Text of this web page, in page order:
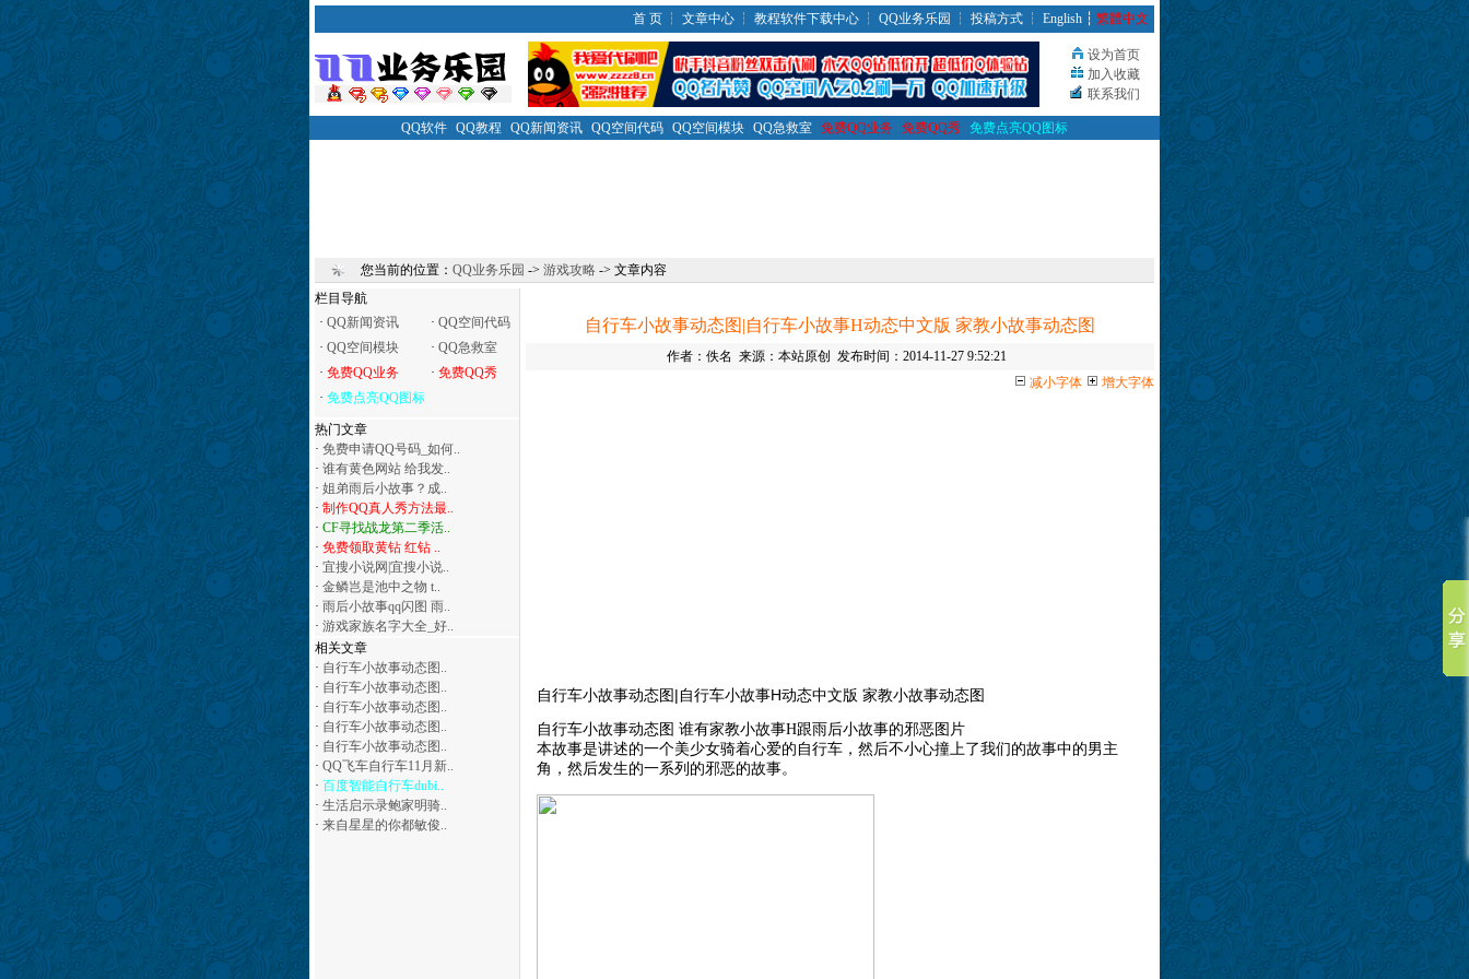
首 页 ┆ 文章中心 ┆ 教程软件下载中心 ┆ QQ业务乐园 ┆ 投稿方式 ┆ English ┆ 繁體中文
设为首页
加入收藏
联系我们
QQ软件 QQ教程 QQ新闻资讯 QQ空间代码 QQ空间模块 QQ急救室 免费QQ业务 免费QQ秀 免费点亮QQ图标
您当前的位置： QQ业务乐园 -> 游戏攻略 -> 文章内容
栏目导航
· QQ新闻资讯 · QQ空间代码
· QQ空间模块 · QQ急救室
· 免费QQ业务 · 免费QQ秀
· 免费点亮QQ图标
热门文章
· 免费申请QQ号码_如何..
· 谁有黄色网站 给我发..
· 姐弟雨后小故事？成..
· 制作QQ真人秀方法最..
· CF寻找战龙第二季活..
· 免费领取黄钻 红钻 ..
· 宜搜小说网|宜搜小说..
· 金鳞岂是池中之物 t..
· 雨后小故事qq闪图 雨..
· 游戏家族名字大全_好..
相关文章
· 自行车小故事动态图..
· 自行车小故事动态图..
· 自行车小故事动态图..
· 自行车小故事动态图..
· 自行车小故事动态图..
· QQ飞车自行车11月新..
· 百度智能自行车dubi..
· 生活启示录鲍家明骑..
· 来自星星的你都敏俊..
自行车小故事动态图|自行车小故事H动态中文版 家教小故事动态图
作者：佚名 来源：本站原创 发布时间：2014-11-27 9:52:21
减小字体
增大字体
自行车小故事动态图|自行车小故事H动态中文版 家教小故事动态图
自行车小故事动态图 谁有家教小故事H跟雨后小故事的邪恶图片
本故事是讲述的一个美少女骑着心爱的自行车，然后不小心撞上了我们的故事中的男主
角，然后发生的一系列的邪恶的故事。